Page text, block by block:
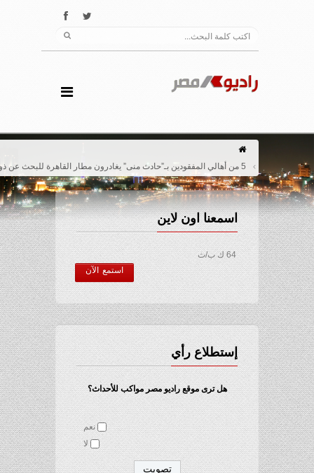
5 من أهالي المفقودين بـ”حادث منى” يغادرون مطار القاهرة للبحث عن ذويهم بالسعودية
اسمعنا اون لاين
64 ك ب/ث
استمع الآن
إستطلاع رأي
هل ترى موقع راديو مصر مواكب للأحداث؟
نعم